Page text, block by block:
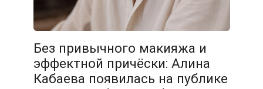
Без привычного макияжа и
эффектной причёски: Алина
Кабаева появилась на публике